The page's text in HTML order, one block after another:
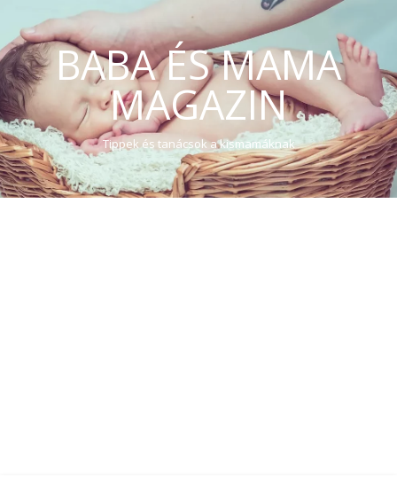
BABA ÉS MAMA
MAGAZIN
Tippek és tanácsok a kismamáknak